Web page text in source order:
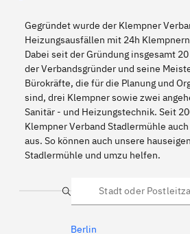
Gegründet wurde der Klempner
Heizungsausfällen mit 24h
Dabei seit der Gründung insgesamt
der Verbandsgründer und seine
Bürokräfte, die für die Planung und
sind, drei Klempner sowie zwei
Sanitär - und Heizungstechnik. Seit
Klempner Verband Stadlermühle
aus. So können auch unsere
Stadlermühle und umzu helfen.
Suche
Berlin